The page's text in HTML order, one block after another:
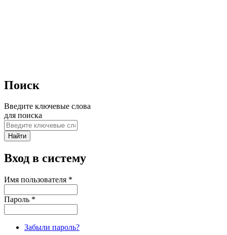
Поиск
Введите ключевые слова
для поиска
Вход в систему
Имя пользователя *
Пароль *
Забыли пароль?